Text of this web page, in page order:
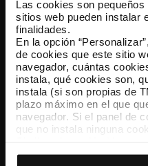
Las cookies son
sitios web pueden instalar
finalidades.
En la opción
de cookies que este sitio
navegador, cuántas
instala, qué cookies son,
instala (si son propias de
plazo máximo en el que
navegador. Si el panel de
que no instala ninguna
que todas estas cookies
TMB App
Descárgate TMB App y
App Store